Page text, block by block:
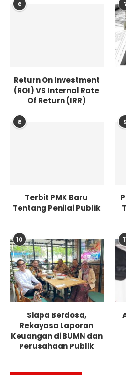
6
Return On Investment
(ROI) VS Internal Rate
Of Return (IRR)
8
Terbit PMK Baru
Tentang Penilai Publik
10
Siapa Berdosa,
Rekayasa Laporan
Keuangan di BUMN dan
Perusahaan Publik